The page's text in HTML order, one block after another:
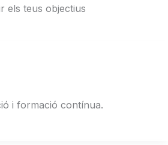
els teus objectius
i formació contínua.